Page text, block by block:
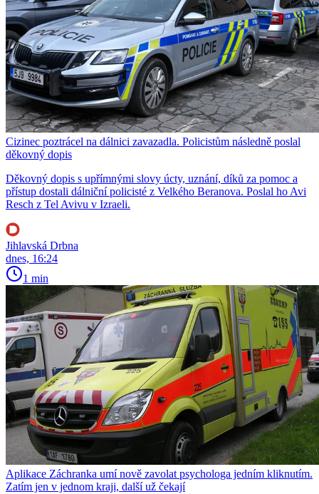
Cizinec poztrácel na dálnici zavazadla. Policistům následně poslal
děkovný dopis
Děkovný dopis s upřímnými slovy úcty, uznání, díků za pomoc a
přístup dostali dálniční policisté z Velkého Beranova. Poslal ho Avi
Resch z Tel Avivu v Izraeli.
Jihlavská Drbna
dnes, 16:24
1 min
Aplikace Záchranka umí nově zavolat psychologa jedním kliknutím.
Zatím jen v jednom kraji, další už čekají